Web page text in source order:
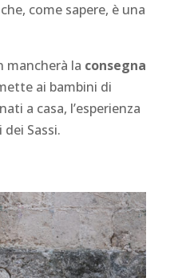
che, come sapere, è una
mancherà la consegna
ai bambini di
a casa, l’esperienza
Sassi.